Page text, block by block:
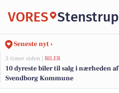
VORES Stenstrup
Seneste nyt ›
3 timer siden | BILER
10 dyreste biler til salg i nærheden af
Svendborg Kommune